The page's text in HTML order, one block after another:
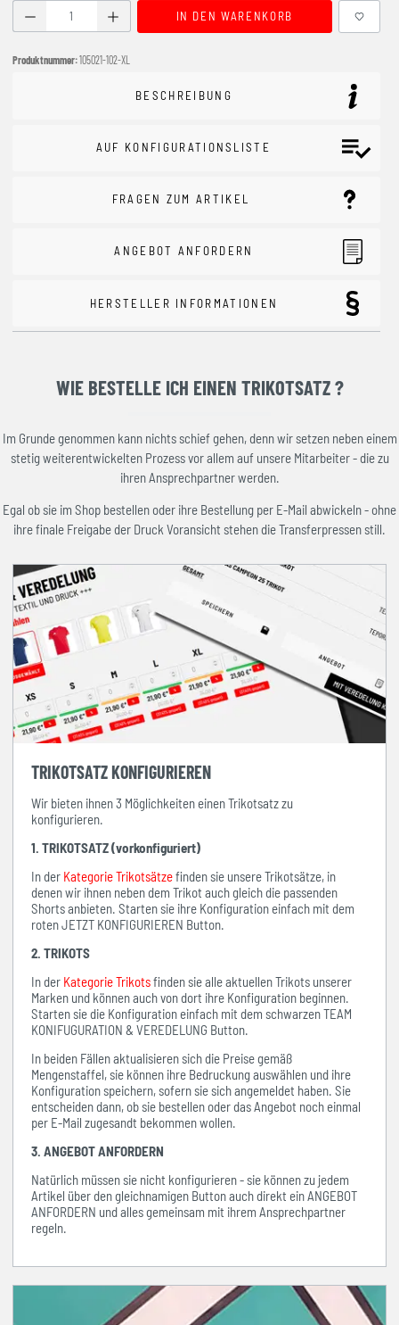
Produkt Anzahl: Gib den gewünschten Wert ein oder
IN DEN WARENKORB
Produktnummer:105021-102-XL
BESCHREIBUNG
AUF KONFIGURATIONSLISTE
FRAGEN ZUM ARTIKEL
ANGEBOT ANFORDERN
HERSTELLER INFORMATIONEN
WIE BESTELLE ICH EINEN TRIKOTSATZ ?
Im Grunde genommen kann nichts schief gehen, denn wir setzen neben einem
stetig weiterentwickelten Prozess vor allem auf unsere Mitarbeiter - die zu
ihren Ansprechpartner werden.
Egal ob sie im Shop bestellen oder ihre Bestellung per E-Mail abwickeln - ohne
ihre finale Freigabe der Druck Voransicht stehen die Transferpressen still.
TRIKOTSATZ KONFIGURIEREN
Wir bieten ihnen 3 Möglichkeiten einen Trikotsatz zu
konfigurieren.
1. TRIKOTSATZ (vorkonfiguriert)
In der Kategorie Trikotsätzefinden sie unsere Trikotsätze, in
denen wir ihnen neben dem Trikot auch gleich die passenden
Shorts anbieten. Starten sie ihre Konfiguration einfach mit dem
roten JETZT KONFIGURIEREN Button.
2. TRIKOTS
In der Kategorie Trikotsfinden sie alle aktuellen Trikots unserer
Marken und können auch von dort ihre Konfiguration beginnen.
Starten sie die Konfiguration einfach mit dem schwarzen TEAM
KONIFUGURATION & VEREDELUNG Button.
In beiden Fällen aktualisieren sich die Preise gemäß
Mengenstaffel, sie können ihre Bedruckung auswählen und ihre
Konfiguration speichern, sofern sie sich angemeldet haben. Sie
entscheiden dann, ob sie bestellen oder das Angebot noch einmal
per E-Mail zugesandt bekommen wollen.
3. ANGEBOT ANFORDERN
Natürlich müssen sie nicht konfigurieren - sie können zu jedem
Artikel über den gleichnamigen Button auch direkt ein ANGEBOT
ANFORDERN und alles gemeinsam mit ihrem Ansprechpartner
regeln.